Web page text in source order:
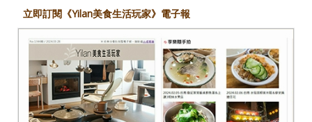
立即訂閱《Yilan美食生活玩家》電子報